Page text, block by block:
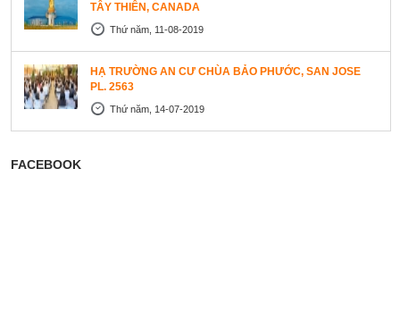
TÂY THIÊN, CANADA
Thứ năm, 11-08-2019
HẠ TRƯỜNG AN CƯ CHÙA BẢO PHƯỚC, SAN JOSE
PL. 2563
Thứ năm, 14-07-2019
FACEBOOK